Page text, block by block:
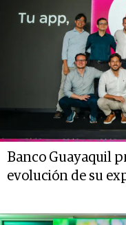
Banco Guayaquil
evolución de su